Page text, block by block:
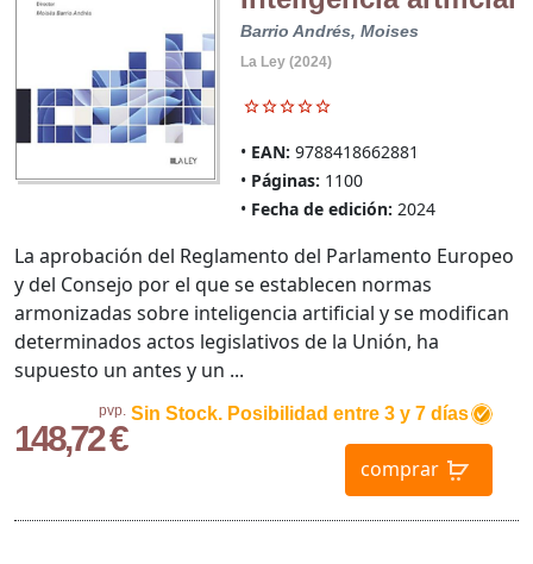
Barrio Andrés, Moises
La Ley (2024)
EAN: 9788418662881
Páginas: 1100
Fecha de edición: 2024
pvp.
148,72 €
Sin Stock. Posibilidad entre 3 y 7 días
comprar
La aprobación del Reglamento del Parlamento Europeo
y del Consejo por el que se establecen normas
armonizadas sobre inteligencia artificial y se modifican
determinados actos legislativos de la Unión, ha
supuesto un antes y un ...